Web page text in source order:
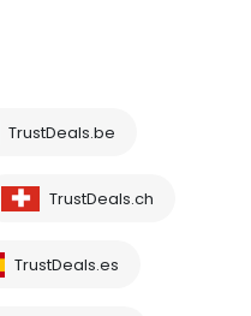
TrustDeals.be
TrustDeals.ch
TrustDeals.es